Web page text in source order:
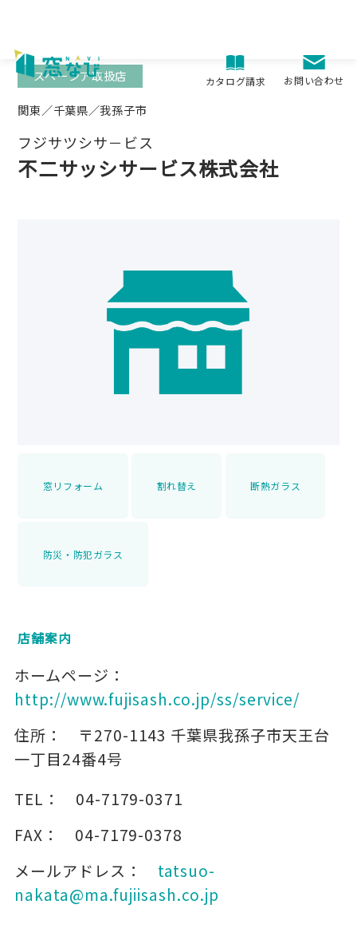
content
カタログ請求 お問い合わせ
関東／千葉県／我孫子市
フジサツシサ－ビス
不二サッシサービス株式会社
スペーシア取扱店
窓リフォーム 割れ替え 断熱ガラス
防災・防犯ガラス
店舗案内
ホームページ：
http://www.fujisash.co.jp/ss/service/
住所：
〒270-1143 千葉県我孫子市天王台
一丁目24番4号
TEL：
04-7179-0371
FAX：
04-7179-0378
メールアドレス：
tatsuo-
nakata@ma.fujiisash.co.jp